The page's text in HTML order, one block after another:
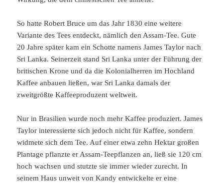
So hatte Robert Bruce um das Jahr 1830 eine weitere
Variante des Tees entdeckt, nämlich den Assam-Tee. Gute
20 Jahre später kam ein Schotte namens James Taylor nach
Sri Lanka. Seinerzeit stand Sri Lanka unter der Führung der
britischen Krone und da die Kolonialherren im Hochland
Kaffee anbauen ließen, war Sri Lanka damals der
zweitgrößte Kaffeeproduzent weltweit.
Nur in Brasilien wurde noch mehr Kaffee produziert. James
Taylor interessierte sich jedoch nicht für Kaffee, sondern
widmete sich dem Tee. Auf einer etwa zehn Hektar großen
Plantage pflanzte er Assam-Teepflanzen an, ließ sie 120 cm
hoch wachsen und stutzte sie immer wieder zurecht. In
seinem Haus unweit von Kandy entwickelte er eine